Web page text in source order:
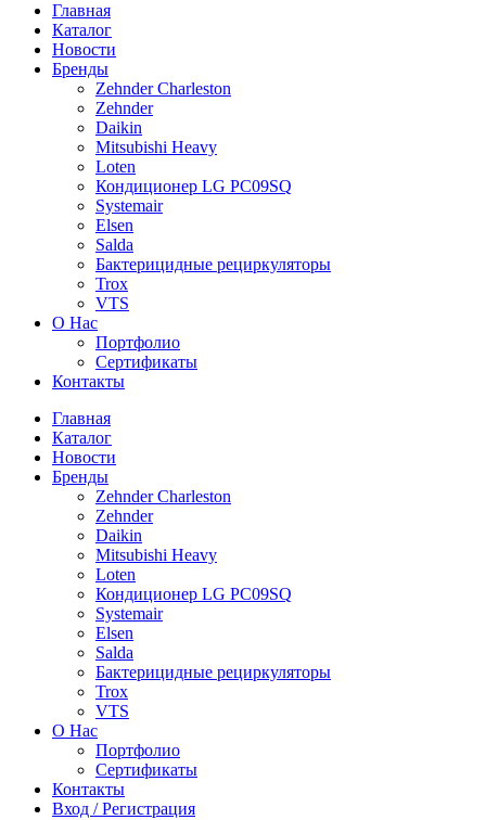
Главная
Каталог
Новости
Бренды
Zehnder Charleston
Zehnder
Daikin
Mitsubishi Heavy
Loten
Кондиционер LG PC09SQ
Systemair
Elsen
Salda
Бактерицидные рециркуляторы
Trox
VTS
О Нас
Портфолио
Сертификаты
Контакты
Главная
Каталог
Новости
Бренды
Zehnder Charleston
Zehnder
Daikin
Mitsubishi Heavy
Loten
Кондиционер LG PC09SQ
Systemair
Elsen
Salda
Бактерицидные рециркуляторы
Trox
VTS
О Нас
Портфолио
Сертификаты
Контакты
Вход / Регистрация